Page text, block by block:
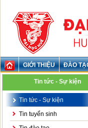
GIỚI THIỆU ĐÀO
Tin tức - Sự kiện
Tin tức - Sự kiện
Tin tuyển sinh